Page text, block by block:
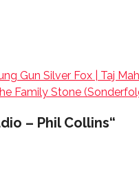
Gun Silver Fox | Taj
Family Stone
– Phil Collins“